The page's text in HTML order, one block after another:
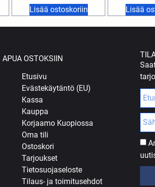
Lisää ostoskoriin Lisää
APUA OSTOKSIIN
Etusivu
Evästekäytäntö (EU)
Kassa
Kauppa
Korjaamo Kuopiossa
Oma tili
Ostoskori
Tarjoukset
Tietosuojaseloste
Tilaus- ja toimitusehdot